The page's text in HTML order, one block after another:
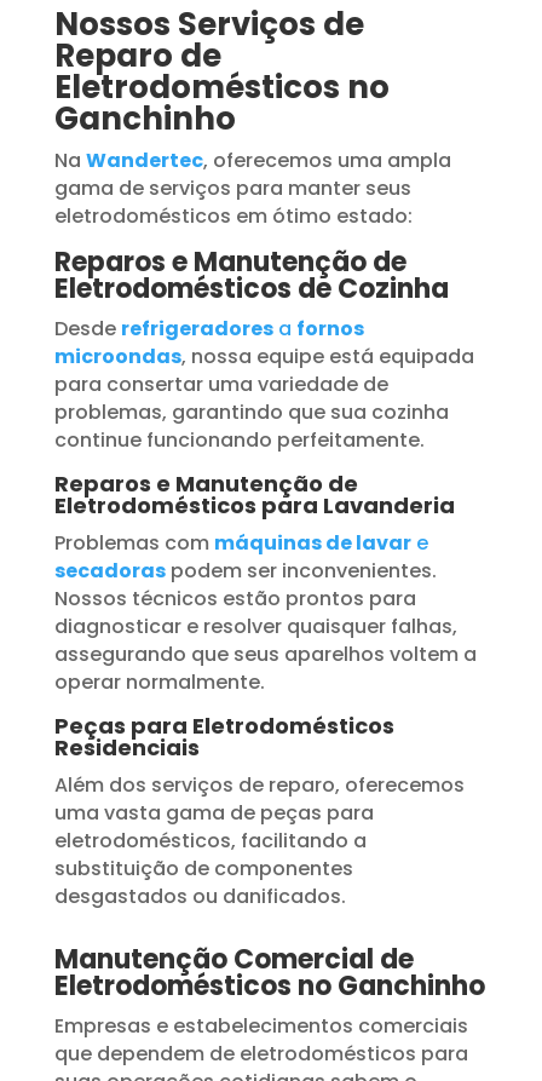
Nossos Serviços de
Reparo de
Eletrodomésticos no
Ganchinho
Na Wandertec, oferecemos uma ampla
gama de serviços para manter seus
eletrodomésticos em ótimo estado:
Reparos e Manutenção de
Eletrodomésticos de Cozinha
Desde refrigeradoresa fornos
microondas, nossa equipe está equipada
para consertar uma variedade de
problemas, garantindo que sua cozinha
continue funcionando perfeitamente.
Reparos e Manutenção de
Eletrodomésticos para Lavanderia
Problemas com máquinas de lavare
secadoraspodem ser inconvenientes.
Nossos técnicos estão prontos para
diagnosticar e resolver quaisquer falhas,
assegurando que seus aparelhos voltem a
operar normalmente.
Peças para Eletrodomésticos
Residenciais
Além dos serviços de reparo, oferecemos
uma vasta gama de peças para
eletrodomésticos, facilitando a
substituição de componentes
desgastados ou danificados.
Manutenção Comercial de
Eletrodomésticos no Ganchinho
Empresas e estabelecimentos comerciais
que dependem de eletrodomésticos para